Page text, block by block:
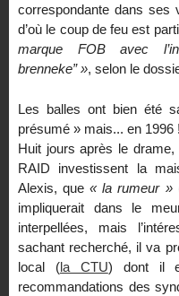
correspondante dans ses
d’où le coup de feu est
marque FOB avec
brenneke” », selon le
Les balles ont bien été
présumé » mais... en 1996 !
Huit jours après le
RAID investissent la
Alexis, que« la rumeur »
impliquerait dans le
interpellées, mais
sachant recherché, il va
local (la CTU) dont il
recommandations des